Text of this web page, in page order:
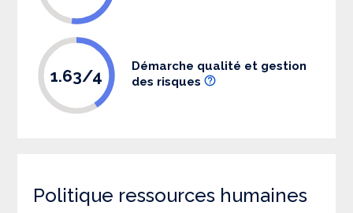
1.63/4
Démarche qualité et gestion
des risques
Politique ressources humaines